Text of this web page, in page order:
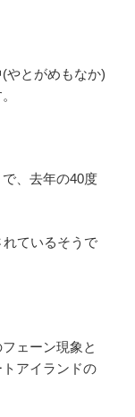
やとがめもなか)
、去年の40度
れているそうで
ェーン現象と
アイランドの